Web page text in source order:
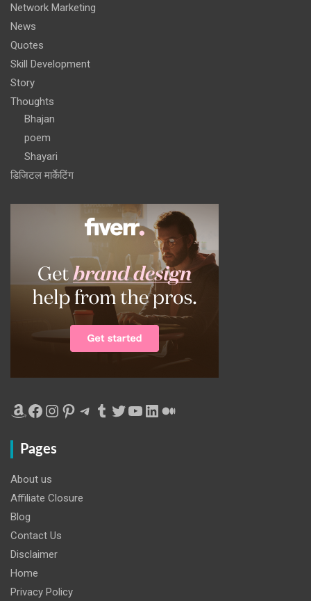
Network Marketing
News
Quotes
Skill Development
Story
Thoughts
Bhajan
poem
Shayari
डिजिटल मार्केटिंग
Amazon
Facebook
Instagram
Pinterest
Telegram
Tumblr
Twitter
YouTube
LinkedIn
Medium
Pages
About us
Affiliate Closure
Blog
Contact Us
Disclaimer
Home
Privacy Policy